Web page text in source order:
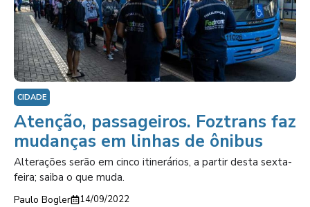
CIDADE
Atenção, passageiros. Foztrans faz
mudanças em linhas de ônibus
Alterações serão em cinco itinerários, a partir desta sexta-
feira; saiba o que muda.
Paulo Bogler 14/09/2022